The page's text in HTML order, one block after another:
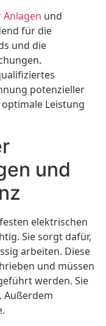
und
für die
und die
potenzieller
Leistung
und
elektrischen
Sie sorgt dafür,
arbeiten. Diese
und müssen
werden. Sie
Außerdem